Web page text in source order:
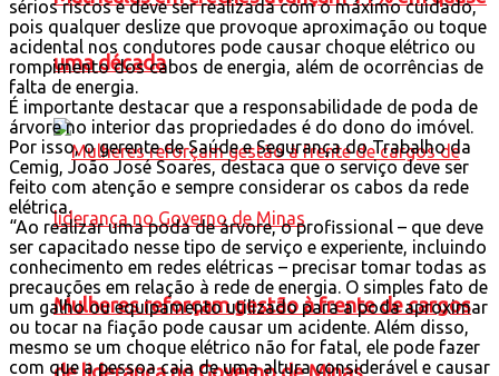
uma década
Mulheres reforçam gestão à frente de cargos
sérios riscos e deve ser realizada com o máximo cuidado,
pois qualquer deslize que provoque aproximação ou toque
acidental nos condutores pode causar choque elétrico ou
rompimento dos cabos de energia, além de ocorrências de
falta de energia.
É importante destacar que a responsabilidade de poda de
árvore no interior das propriedades é do dono do imóvel.
Por isso, o gerente de Saúde e Segurança do Trabalho da
Cemig, João José Soares, destaca que o serviço deve ser
feito com atenção e sempre considerar os cabos da rede
elétrica.
“Ao realizar uma poda de árvore, o profissional – que deve
ser capacitado nesse tipo de serviço e experiente, incluindo
conhecimento em redes elétricas – precisar tomar todas as
precauções em relação à rede de energia. O simples fato de
um galho ou equipamento utilizado para a poda aproximar
ou tocar na fiação pode causar um acidente. Além disso,
mesmo se um choque elétrico não for fatal, ele pode fazer
com que a pessoa caia de uma altura considerável e causar